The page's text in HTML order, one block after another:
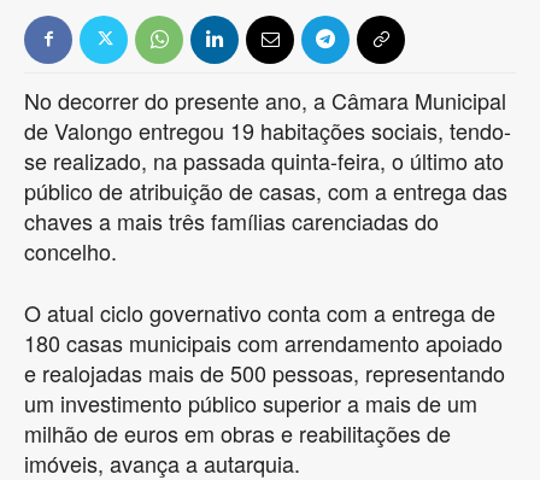
No decorrer do presente ano, a Câmara Municipal
de Valongo entregou 19 habitações sociais, tendo-
se realizado, na passada quinta-feira, o último ato
público de atribuição de casas, com a entrega das
chaves a mais três famílias carenciadas do
concelho.
O atual ciclo governativo conta com a entrega de
180 casas municipais com arrendamento apoiado
e realojadas mais de 500 pessoas, representando
um investimento público superior a mais de um
milhão de euros em obras e reabilitações de
imóveis, avança a autarquia.